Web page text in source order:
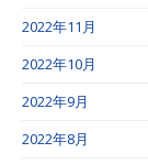
2022年11月
2022年10月
2022年9月
2022年8月